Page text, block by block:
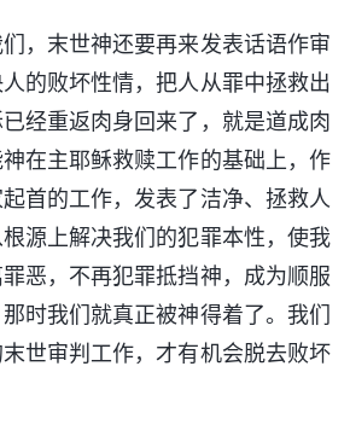
，末世神还要再来发表话语作审
的败坏性情，把人从罪中拯救出
经重返肉身回来了，就是道成肉
在主耶稣救赎工作的基础上，作
首的工作，发表了洁净、拯救人
源上解决我们的犯罪本性，使我
恶，不再犯罪抵挡神，成为顺服
时我们就真正被神得着了。我们
世审判工作，才有机会脱去败坏